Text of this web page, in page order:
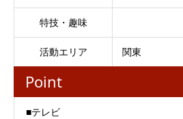
特技・趣味
活動エリア 関東
Point
■テレビ